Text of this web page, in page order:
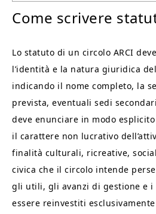
Come scrivere
Lo statuto di un circolo ARCI
l’identità e la natura giuridica
indicando il nome completo, la
prevista, eventuali sedi
deve enunciare in modo
il carattere non lucrativo
finalità culturali, ricreative,
civica che il circolo intende
gli utili, gli avanzi di gestione e i
essere reinvestiti